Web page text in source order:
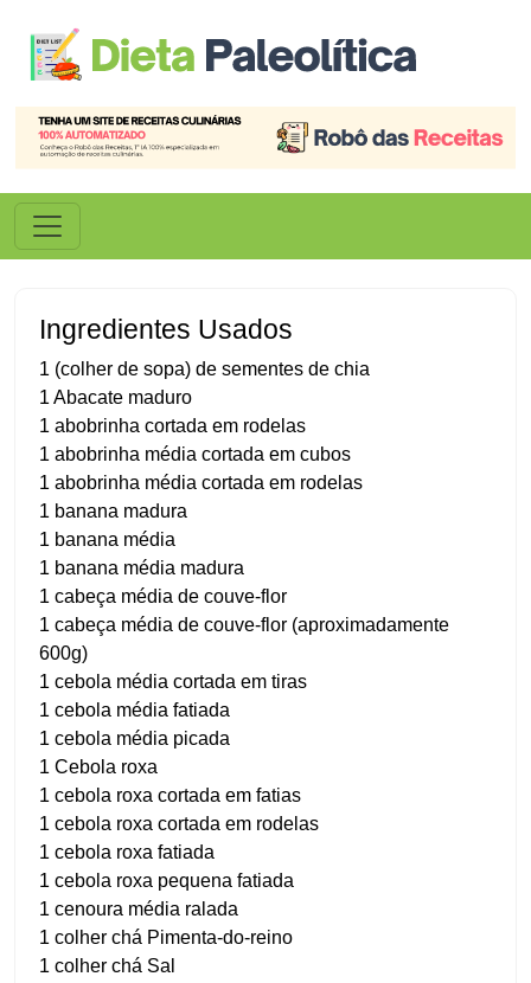
Ingredientes Usados
1 (colher de sopa) de sementes de chia
1 Abacate maduro
1 abobrinha cortada em rodelas
1 abobrinha média cortada em cubos
1 abobrinha média cortada em rodelas
1 banana madura
1 banana média
1 banana média madura
1 cabeça média de couve-flor
1 cabeça média de couve-flor (aproximadamente
600g)
1 cebola média cortada em tiras
1 cebola média fatiada
1 cebola média picada
1 Cebola roxa
1 cebola roxa cortada em fatias
1 cebola roxa cortada em rodelas
1 cebola roxa fatiada
1 cebola roxa pequena fatiada
1 cenoura média ralada
1 colher chá Pimenta-do-reino
1 colher chá Sal